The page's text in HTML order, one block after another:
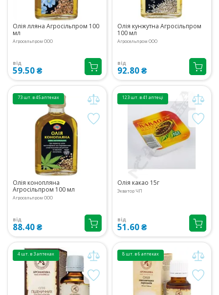
Олія лляна Агросільпром 100
мл
Агросельпром ООО
від
59.50 ₴
Олія кунжутна Агросільпром
100 мл
Агросельпром ООО
від
92.80 ₴
73 шт. в 45 аптеках
Олія конопляна
Агросільпром 100 мл
Агросельпром ООО
від
88.40 ₴
123 шт. в 41 аптеці
Олія какао 15г
Экватор ЧП
від
51.60 ₴
4 шт. в 3 аптеках 8 шт. в 6 аптеках